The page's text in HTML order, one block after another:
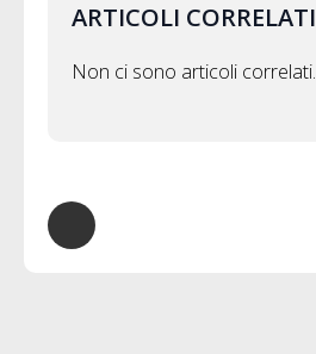
ARTICOLI CORRELATI
Non ci sono articoli correlati.